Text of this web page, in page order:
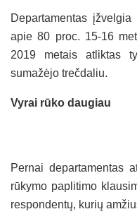
Departamentas
apie 80 proc. 15-16
2019 metais atliktas
sumažėjo trečdaliu.
Vyrai rūko daugiau
Pernai departamentas
rūkymo paplitimo
respondentų, kurių